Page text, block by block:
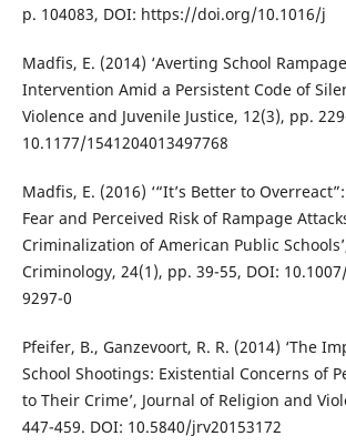
p. 104083, DOI: https://doi.org/10.1016/j
Madfis, E. (2014) ‘Averting School
Intervention Amid a Persistent Code of
Violence and Juvenile Justice, 12(3), pp.
10.1177/1541204013497768
Madfis, E. (2016) ‘“It’s Better to
Fear and Perceived Risk of Rampage
Criminalization of American Public
Criminology, 24(1), pp. 39-55, DOI:
9297-0
Pfeifer, B., Ganzevoort, R. R. (2014) ‘The
School Shootings: Existential Concerns of
to Their Crime’, Journal of Religion and
447-459. DOI: 10.5840/jrv20153172